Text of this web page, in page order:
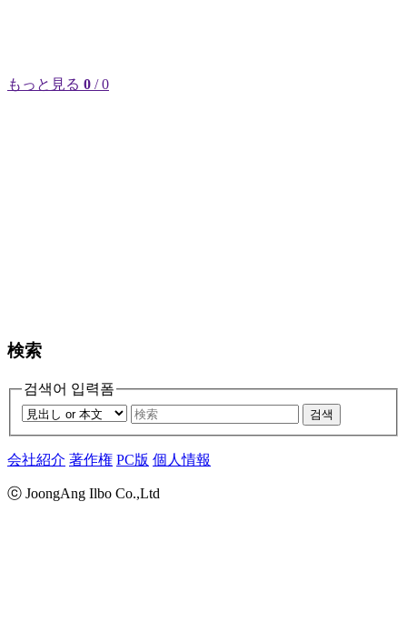
もっと見る 0 / 0
検索
검색어 입력폼
검색
会社紹介 著作権 PC版 個人情報
ⓒ JoongAng Ilbo Co.,Ltd